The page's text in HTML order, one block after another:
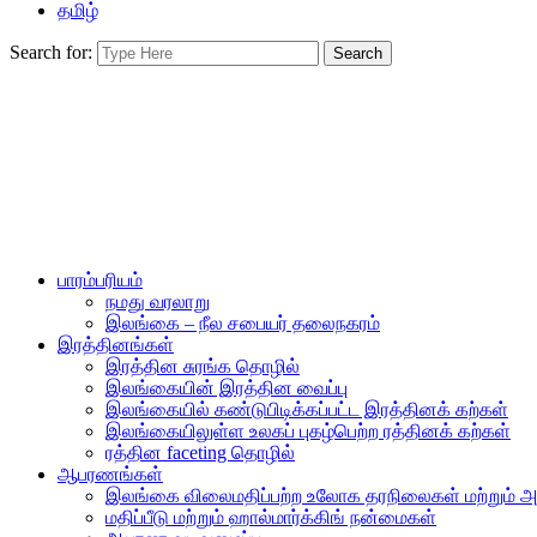
தமிழ்
Search for:
பாரம்பரியம்
நமது வரலாறு
இலங்கை – நீல சபையர் தலைநகரம்
இரத்தினங்கள்
இரத்தின சுரங்க தொழில்
இலங்கையின் இரத்தின வைப்பு
இலங்கையில் கண்டுபிடிக்கப்பட்ட இரத்தினக் கற்கள்
இலங்கையிலுள்ள உலகப் புகழ்பெற்ற ரத்தினக் கற்கள்
ரத்தின faceting தொழில்
ஆபரணங்கள்
இலங்கை விலைமதிப்பற்ற உலோக தரநிலைகள் மற்றும்
மதிப்பீடு மற்றும் ஹால்மார்க்கிங் நன்மைகள்